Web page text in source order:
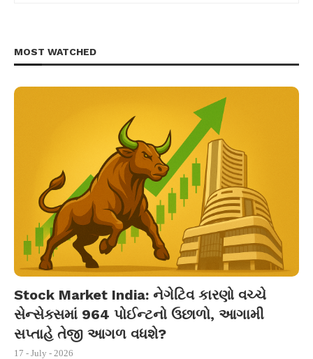
MOST WATCHED
Stock Market India: નેગેટિવ કારણો વચ્ચે
સેન્સેક્સમાં 964 પોઈન્ટનો ઉછાળો, આગામી
સપ્તાહે તેજી આગળ વધશે?
17 - July - 2026